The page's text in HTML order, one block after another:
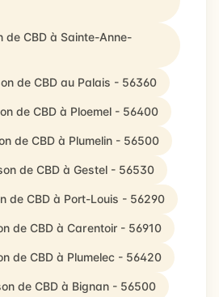
de CBD à Sainte-Anne-
de CBD au Palais - 56360
de CBD à Ploemel - 56400
de CBD à Plumelin - 56500
de CBD à Gestel - 56530
de CBD à Port-Louis - 56290
de CBD à Carentoir - 56910
de CBD à Plumelec - 56420
de CBD à Bignan - 56500